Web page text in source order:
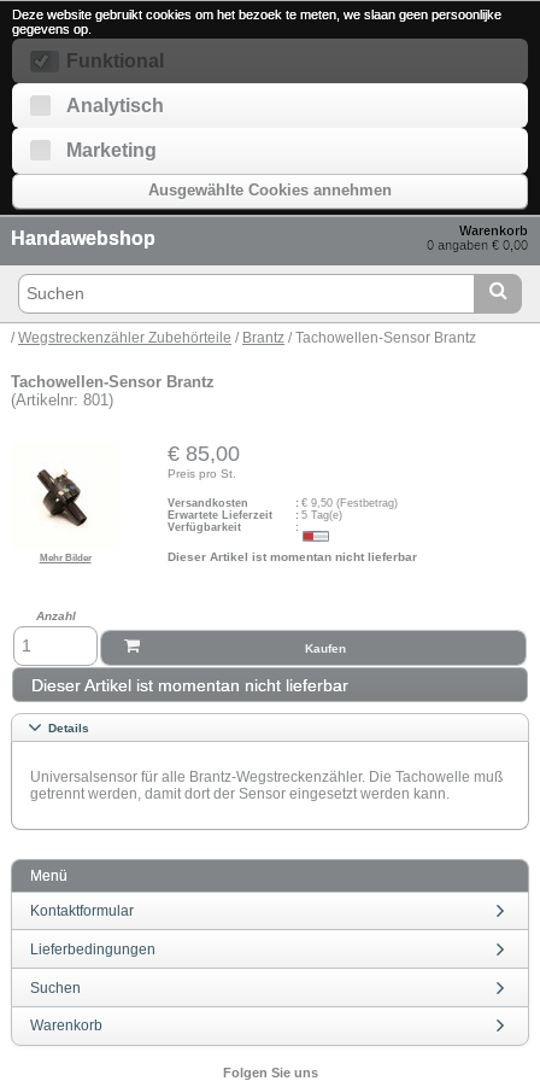
Deze website gebruikt cookies om het bezoek te meten, we slaan geen persoonlijke
gegevens op.
Funktional
Analytisch
Marketing
Ausgewählte Cookies annehmen
Warenkorb
0 angaben € 0,00
Handawebshop
/Wegstreckenzähler Zubehörteile / Brantz / Tachowellen-Sensor Brantz
Tachowellen-Sensor Brantz
(Artikelnr: 801)
Mehr Bilder
€ 85,00
Preis pro St.
Versandkosten : €9,50 (Festbetrag)
Erwartete Lieferzeit
: 5 Tag(e)
Verfügbarkeit
:
Dieser Artikel ist momentan nicht lieferbar
Anzahl
Kaufen
Dieser Artikel ist momentan nicht lieferbar
Details
Universalsensor für alle Brantz-Wegstreckenzähler. Die Tachowelle muß
getrennt werden, damit dort der Sensor eingesetzt werden kann.
Menü
Kontaktformular
Lieferbedingungen
Suchen
Warenkorb
Folgen Sie uns